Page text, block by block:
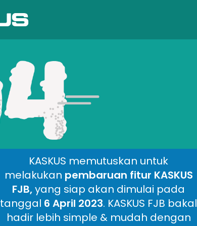
KASKUS memutuskan untuk
melakukan pembaruan fitur KASKUS
FJB,yang siap akan dimulai pada
tanggal 6 April 2023. KASKUS FJB bakal
hadir lebih simple & mudah dengan